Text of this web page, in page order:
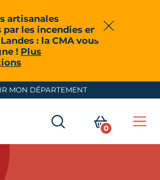
artisanales
les incendies en
: la CMA vous
! Plus
Fermer
MON DÉPARTEMENT
RECHERCHER
MON
0